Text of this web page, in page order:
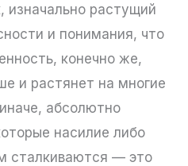
изначально растущий
и понимания, что
конечно же,
и растянет на многие
абсолютно
насилие либо
сталкиваются — это